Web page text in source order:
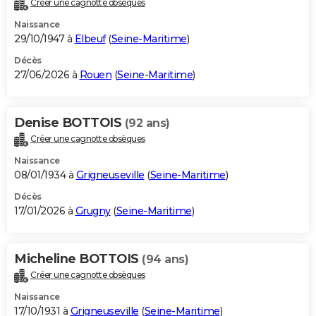
Destinations
City break
Voyage nature
Voyage de noces
Forum
Climat
+PHOTO
GUIDES D'ACHAT
BONS PLANS
Carte de Noël
Carte Bonne année
Carte Saint-Valentin
Carte Pâques
Carte d'anniversaire
DICTIONNAIRE
Dictionnaire
Biographies
Citations
Expressions
Proverbes
PROGRAMME TV
S'inscrire
Se connecter
Lycées
Collèges
Primaires
Universités
Entreprises
Service militaire
Avis de recherche
AVIS DE DÉCÈS
Bricolage
Lifestyle
Culture
Sport
Auto
Television
Voyage
Cinema
Créer une cagnotte obsèques
Naissance
29/10/1947 à Elbeuf(Seine-Maritime)
Décès
27/06/2026 à Rouen (Seine-Maritime)
Denise BOTTOIS (92 ans)
Créer une cagnotte obsèques
Naissance
08/01/1934 à Grigneuseville (Seine-Maritime)
Décès
17/01/2026 à Grugny(Seine-Maritime)
Micheline BOTTOIS (94 ans)
Créer une cagnotte obsèques
Naissance
17/10/1931 à Grigneuseville (Seine-Maritime)